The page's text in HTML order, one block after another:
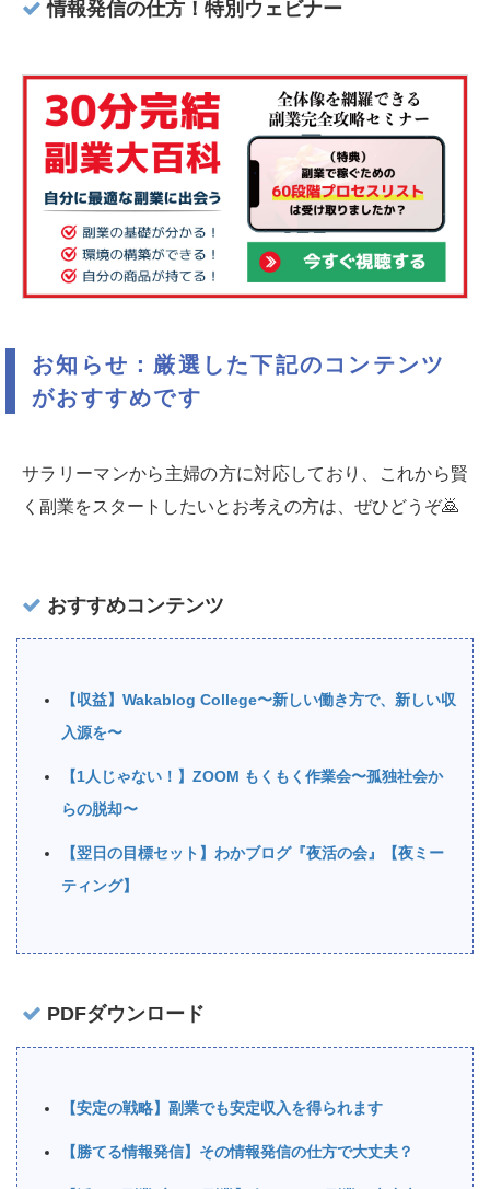
情報発信の仕方！特別ウェビナー
お知らせ：厳選した下記のコンテンツ
がおすすめです
サラリーマンから主婦の方に対応しており、これから賢
く副業をスタートしたいとお考えの方は、ぜひどうぞ🙇‍
おすすめコンテンツ
【収益】Wakablog College〜新しい働き方で、新しい収
入源を〜
【1人じゃない！】ZOOM もくもく作業会〜孤独社会か
らの脱却〜
【翌日の目標セット】わかブログ『夜活の会』【夜ミー
ティング】
PDFダウンロード
【安定の戦略】副業でも安定収入を得られます
【勝てる情報発信】その情報発信の仕方で大丈夫？